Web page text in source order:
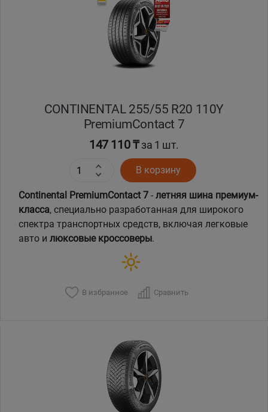
CONTINENTAL 255/55 R20 110Y
PremiumContact 7
147 110 ₸за 1 шт.
В корзину
Continental PremiumContact 7 - летняя шина премиум-
класса, специально разработанная для широкого
спектра транспортных средств, включая легковые
авто и люксовые кроссоверы.
В избранное Сравнить
Павлодар
Талдыкорган
Тараз